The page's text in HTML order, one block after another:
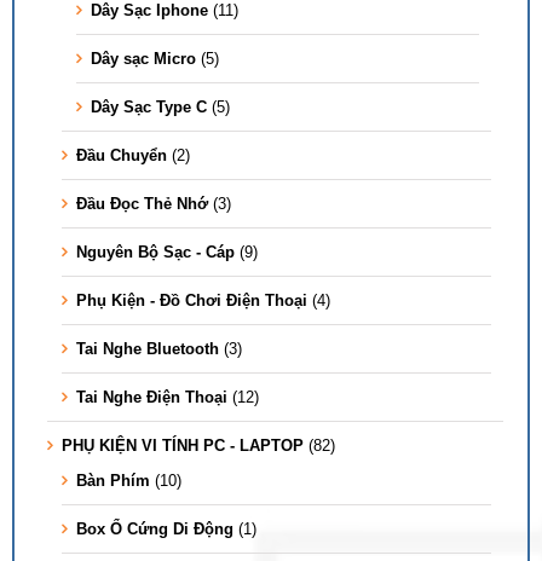
Dây Sạc Iphone (11)
Dây sạc Micro (5)
Dây Sạc Type C (5)
Đầu Chuyển (2)
Đầu Đọc Thẻ Nhớ (3)
Nguyên Bộ Sạc - Cáp (9)
Phụ Kiện - Đồ Chơi Điện Thoại (4)
Tai Nghe Bluetooth (3)
Tai Nghe Điện Thoại (12)
PHỤ KIỆN VI TÍNH PC - LAPTOP (82)
Bàn Phím (10)
Box Ổ Cứng Di Động (1)